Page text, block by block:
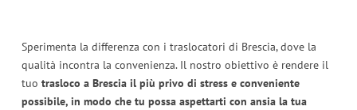
Sperimenta la differenza con i traslocatori di Brescia, dove la
qualità incontra la convenienza. Il nostro obiettivo è rendere il
tuo trasloco a Brescia il più privo di stress e conveniente
possibile, in modo che tu possa aspettarti con ansia la tua